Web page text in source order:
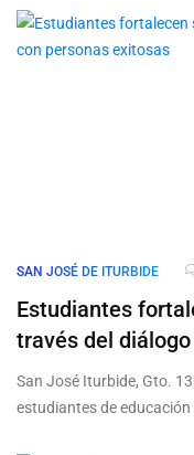
SAN JOSÉ DE ITURBIDE
Estudiantes
través del diálogo
San José Iturbide, Gto.
estudiantes de educación